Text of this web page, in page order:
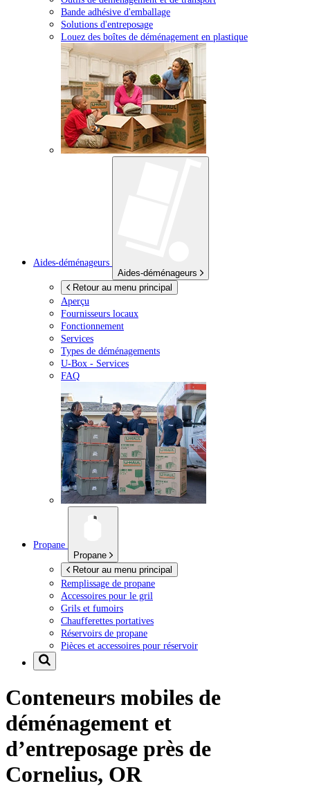
Bande adhésive d'emballage
Solutions d'entreposage
Louez des boîtes de déménagement en plastique
Aides-déménageurs
Aides-déménageurs
Retour au menu principal
Aperçu
Fournisseurs locaux
Fonctionnement
Services
Types de déménagements
U-Box - Services
FAQ
Propane
Propane
Retour au menu principal
Remplissage de propane
Accessoires pour le gril
Grils et fumoirs
Chaufferettes portatives
Réservoirs de propane
Pièces et accessoires pour réservoir
Conteneurs mobiles de
déménagement et
d’entreposage près de
Cornelius, OR